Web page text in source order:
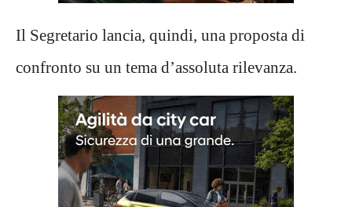
Il Segretario lancia, quindi, una proposta di
confronto su un tema d’assoluta rilevanza.